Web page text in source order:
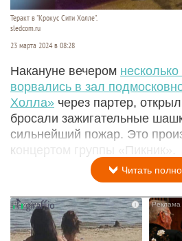
Теракт в "Крокус Сити Холле".
sledcom.ru
23 марта 2024 в 08:28
Накануне вечером
ворвались в зал
Холла» через партер,
бросали зажигательные
сильнейший пожар. Это
концертом группы «Пикник».
Читать
i